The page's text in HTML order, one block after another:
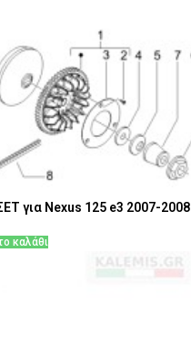
για Nexus 125 e3 2007-2008
καλάθι